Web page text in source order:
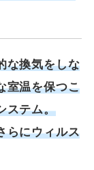
な換気をしな
室温を保つこ
ステム。
らにウィルス